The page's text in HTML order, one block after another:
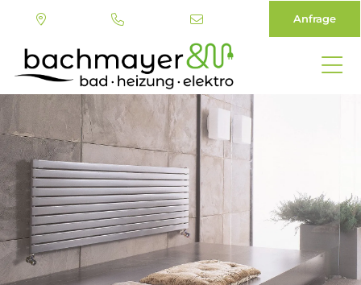
Direkt
zum
Inhalt
Anfrage